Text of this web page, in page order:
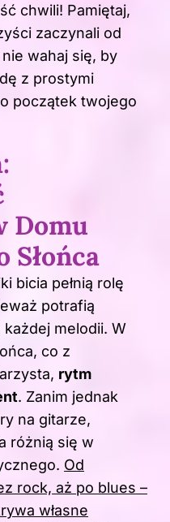
chwili! Pamiętaj,
zaczynali od
wahaj się, by
z prostymi
początek twojego
Domu
Słońca
bicia pełnią rolę
potrafią
melodii. W
co z
rytm
. Zanim jednak
na gitarze,
różnią się w
Od
rock, aż po blues –
własne